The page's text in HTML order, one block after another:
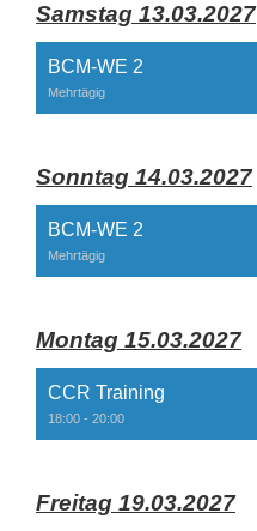
Samstag 13.03.2027
BCM-WE 2
Mehrtägig
Sonntag 14.03.2027
BCM-WE 2
Mehrtägig
Montag 15.03.2027
CCR Training
18:00 - 20:00
Freitag 19.03.2027